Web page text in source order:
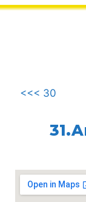
뛰
.
<<< 30